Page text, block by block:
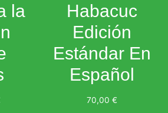
la
Habacuc
Edición
Estándar En
Español
70,00 €